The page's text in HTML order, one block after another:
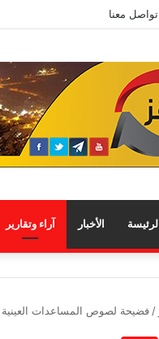
تواصل معنا
الرئيسة الأخبار آراء وتقارير
/ فضيحة لصوص المساعدات العينية